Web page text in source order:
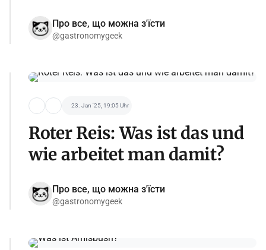
Про все, що можна з'їсти
@gastronomygeek
23. Jan '25, 19:05 Uhr
Roter Reis: Was ist das und
wie arbeitet man damit?
Про все, що можна з'їсти
@gastronomygeek